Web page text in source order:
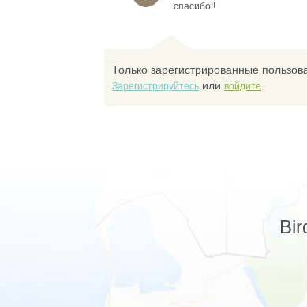
спасибо!!
Только зарегистрированные
Зарегистрируйтесь или войдите